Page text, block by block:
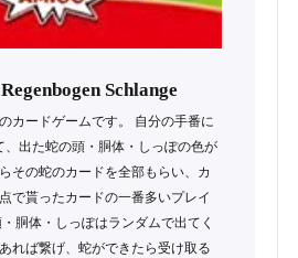
Schlange
カードゲームです。 自分の手番に
、出た蛇の頭・胴体・しっぽの色が
その蛇のカードを全部もらい、カ
で貰ったカードの一番多いプレイ
胴体・しっぽはランダムで出てく
れば繋げ、蛇ができたら受け取る